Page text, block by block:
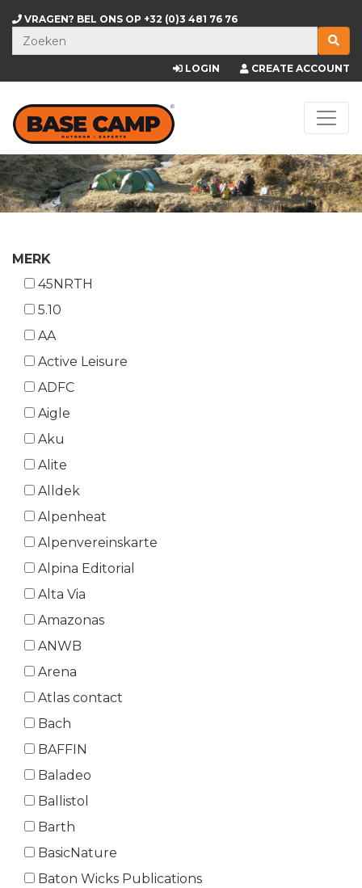
VRAGEN? BEL ONS OP +32 (0)3 481 76 76
LOGIN CREATE ACCOUNT
MERK
45NRTH
5.10
AA
Active Leisure
ADFC
Aigle
Aku
Alite
Alldek
Alpenheat
Alpenvereinskarte
Alpina Editorial
Alta Via
Amazonas
ANWB
Arena
Atlas contact
Bach
BAFFIN
Baladeo
Ballistol
Barth
BasicNature
Baton Wicks Publications